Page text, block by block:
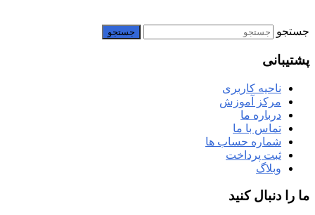
جستجو
پشتیبانی
ناحیه کاربری
مرکز آموزش
درباره ما
تماس با ما
شماره حساب ها
ثبت پرداخت
وبلاگ
ما را دنبال کنید